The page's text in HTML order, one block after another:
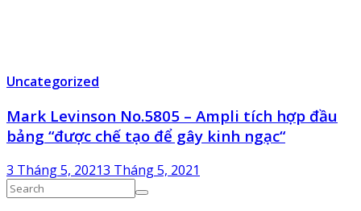
Uncategorized
Mark Levinson No.5805 – Ampli tích hợp đầu
bảng “được chế tạo để gây kinh ngạc“
3 Tháng 5, 20213 Tháng 5, 2021